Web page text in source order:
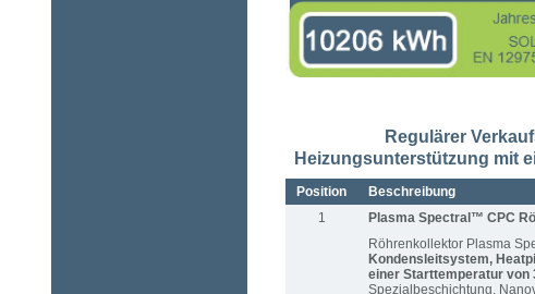
Regulärer
Heizungsunterstützung mit
Position Beschreibung
1
Plasma Spectral™ CPC
Röhrenkollektor Plasma
Kondensleitsystem,
einer Starttemperatur von
Spezialbeschichtung,